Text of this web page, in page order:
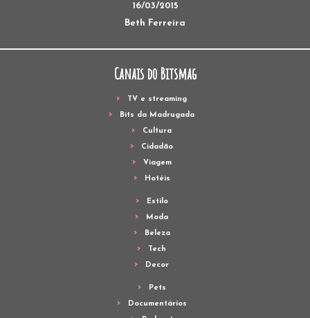
16/03/2015
Beth Ferreira
Canais do Bitsmag
TV e streaming
Bits da Madrugada
Cultura
Cidadão
Viagem
Hotéis
Estilo
Moda
Beleza
Tech
Decor
Pets
Documentários